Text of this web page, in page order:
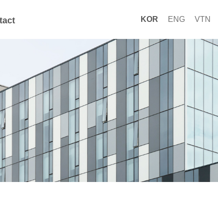
KOR ENG VTN